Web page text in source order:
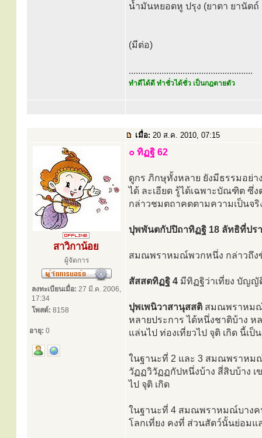
น้ำมันหยอดหู ปรุง (ยาตา ยานัตถ์
(มีต่อ)
.....................................................
ทำดีได้ดี ทำชั่วได้ชั่ว เป็นกฎตายตัว
เมื่อ: 20 ส.ค. 2010, 07:15
สาวิกาน้อย
ผู้จัดการ
ลงทะเบียนเมื่อ: 27 มี.ค. 2006,
17:34
โพสต์: 8158
อายุ: 0
๐ ทิฏฐิ 62
ดูกร ภิกษุทั้งหลาย ยังมีธรรมอย่า
ได้ ละเอียด รู้ได้เฉพาะบัณฑิต ซึ่
กล่าวชมตถาคตตามความเป็นจ
ปุพพันตกัปปิถาทิฏฐิ 18 ลัทธิที่ปร
สมณพราหมณ์พวกหนึ่ง กล่าวถึง
สัสสตทิฏฐิ 4 มีทิฏฐิว่าเที่ยง บัญญั
ปุพเพนิวาสานุสสติ สมณพราหมณ์
หลายประการ ได้หนึ่งชาติบ้าง ห
แล่นไป ท่องเที่ยวไป จุติ เกิด นี้เป็
ในฐานะที่ 2 และ 3 สมณพราหม
วัฏฏวิวัฏฏกัปหนึ่งบ้าง สี่สิบบ้าง เ
ไป จุติ เกิด
ในฐานะที่ 4 สมณพราหมณ์บางค
โลกเที่ยง คงที่ ส่วนสัตว์นั้นย่อมแ